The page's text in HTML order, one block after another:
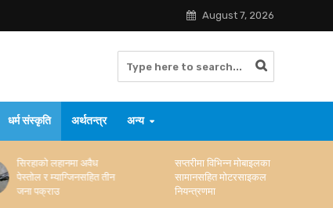
August 7, 2026
धर्म संस्कृति अर्थतन्त्र अन्य
सिरहाको लहानमा अवैध
पेस्तोल र म्याग्जिनसहित तीन
जना पक्राउ
सप्तरीमा विभिन्न मोबाइलका
सामानसहित मोटरसाइकल
नियन्त्रणमा